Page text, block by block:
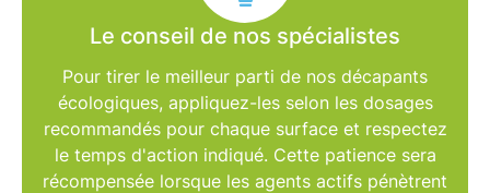
Le conseil de nos spécialistes
Pour tirer le meilleur parti de nos décapants
écologiques, appliquez-les selon les dosages
recommandéspour chaque surface et respectez
le temps d'actionindiqué. Cette patience sera
récompensée lorsque les agents actifs pénètrent